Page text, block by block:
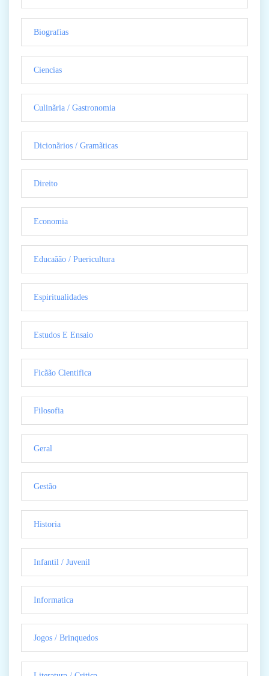
Biografias
Ciencias
Culinãria / Gastronomia
Dicionãrios / Gramãticas
Direito
Economia
Educaãão / Puericultura
Espiritualidades
Estudos E Ensaio
Ficãão Cientifica
Filosofia
Geral
Gestão
Historia
Infantil / Juvenil
Informatica
Jogos / Brinquedos